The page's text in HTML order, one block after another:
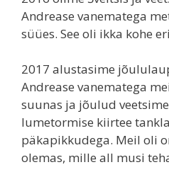
Andrease vanematega
süües. See oli ikka kohe
2017 alustasime
Andrease vanematega
suunas ja jõulud
lumetormise kiirtee
päkapikkudega. Meil oli
olemas, mille all musi